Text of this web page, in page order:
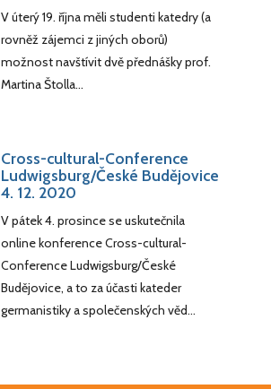
V úterý 19. října měli studenti katedry (a
rovněž zájemci z jiných oborů)
možnost navštívit dvě přednášky prof.
Martina Štolla…
Cross-cultural-Conference
Ludwigsburg/České Budějovice
4. 12. 2020
V pátek 4. prosince se uskutečnila
online konference Cross-cultural-
Conference Ludwigsburg/České
Budějovice, a to za účasti kateder
germanistiky a společenských věd…